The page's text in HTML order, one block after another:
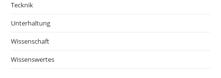
Tecknik
Unterhaltung
Wissenschaft
Wissenswertes